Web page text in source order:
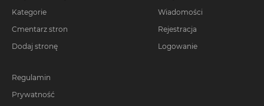
Kategorie
Cmentarz stron
Dodaj stronę
Wiadomości
Rejestracja
Logowanie
Regulamin
Prywatność